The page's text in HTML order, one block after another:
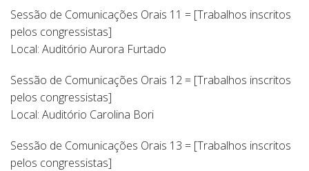
Sessão de Comunicações Orais 11 = [Trabalhos inscritos
pelos congressistas]
Local: Auditório Aurora Furtado
Sessão de Comunicações Orais 12 = [Trabalhos inscritos
pelos congressistas]
Local: Auditório Carolina Bori
Sessão de Comunicações Orais 13 = [Trabalhos inscritos
pelos congressistas]